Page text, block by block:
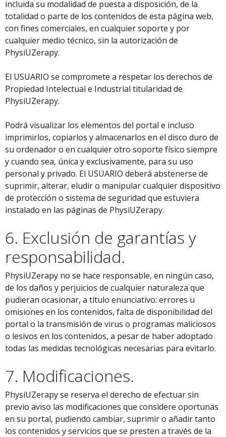
incluida su modalidad de puesta a disposición, de la
totalidad o parte de los contenidos de esta página web,
con fines comerciales, en cualquier soporte y por
cualquier medio técnico, sin la autorización de
PhysiUZerapy.
El USUARIO se compromete a respetar los derechos de
Propiedad Intelectual e Industrial titularidad de
PhysiUZerapy.
Podrá visualizar los elementos del portal e incluso
imprimirlos, copiarlos y almacenarlos en el disco duro de
su ordenador o en cualquier otro soporte físico siempre
y cuando sea, única y exclusivamente, para su uso
personal y privado. El USUARIO deberá abstenerse de
suprimir, alterar, eludir o manipular cualquier dispositivo
de protección o sistema de seguridad que estuviera
instalado en las páginas de PhysiUZerapy.
6. Exclusión de garantías y
responsabilidad.
PhysiUZerapy no se hace responsable, en ningún caso,
de los daños y perjuicios de cualquier naturaleza que
pudieran ocasionar, a título enunciativo: errores u
omisiones en los contenidos, falta de disponibilidad del
portal o la transmisión de virus o programas maliciosos
o lesivos en los contenidos, a pesar de haber adoptado
todas las medidas tecnológicas necesarias para evitarlo.
7. Modificaciones.
PhysiUZerapy se reserva el derecho de efectuar sin
previo aviso las modificaciones que considere oportunas
en su portal, pudiendo cambiar, suprimir o añadir tanto
los contenidos y servicios que se presten a través de la